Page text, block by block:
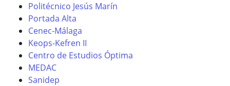
Politécnico Jesús Marín
Portada Alta
Cenec-Málaga
Keops-Kefren II
Centro de Estudios Óptima
MEDAC
Sanidep